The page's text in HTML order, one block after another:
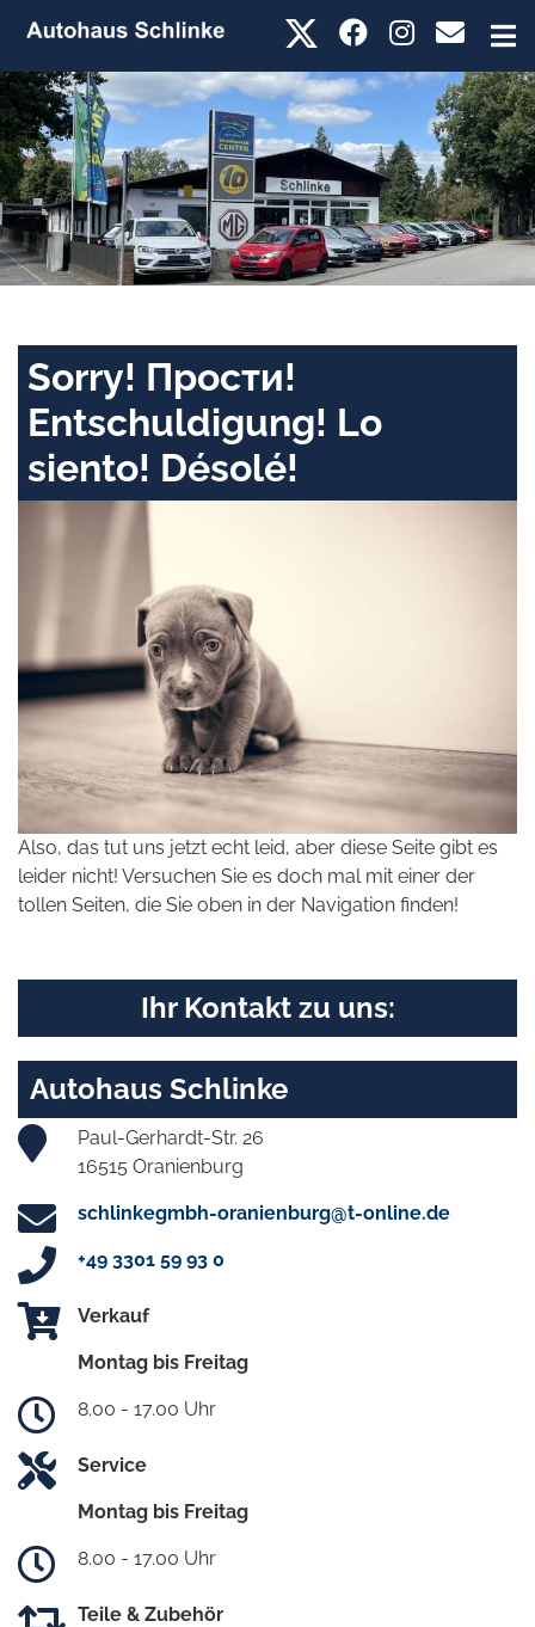
Sorry! Прости!
Entschuldigung! Lo
siento! Désolé!
Also, das tut uns jetzt echt leid, aber diese Seite gibt es
leider nicht! Versuchen Sie es doch mal mit einer der
tollen Seiten, die Sie oben in der Navigation finden!
Ihr Kontakt zu uns:
Autohaus Schlinke
Paul-Gerhardt-Str. 26
16515 Oranienburg
schlinkegmbh-oranienburg@t-online.de
+49 3301 59 93 0
Verkauf
Montag bis Freitag
8.00 - 17.00 Uhr
Service
Montag bis Freitag
8.00 - 17.00 Uhr
Teile & Zubehör